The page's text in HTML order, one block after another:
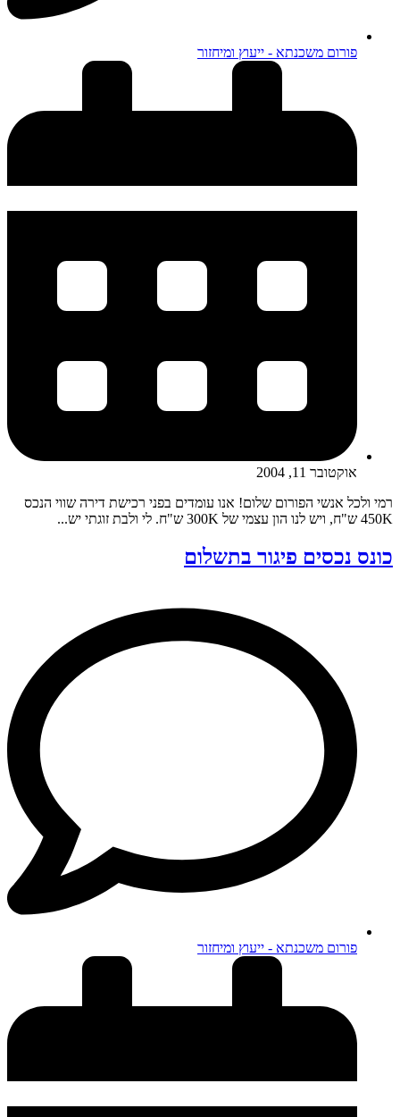
פורום משכנתא - ייעוץ ומיחזור
אוקטובר 11, 2004
רמי ולכל אנשי הפורום שלום! אנו עומדים בפני רכישת דירה שווי הנכס
450K ש"ח, ויש לנו הון עצמי של 300K ש"ח. לי ולבת זוגתי יש...
כונס נכסים פיגור בתשלום
פורום משכנתא - ייעוץ ומיחזור